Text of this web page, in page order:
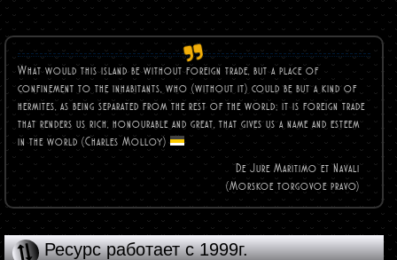
What would this island be without foreign trade, but a place of
confinement to the inhabitants, who (without it) could be but a kind of
hermites, as being separated from the rest of the world; it is foreign trade
that renders us rich, honourable and great, that gives us a name and esteem
in the world (Charles Molloy)
De Jure Maritimo et Navali
(Morskoe torgovoe pravo)
Ресурс работает с 1999г.